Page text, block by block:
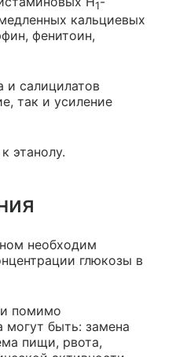
1
кальциевых
фенитоин,
и салицилатов
так и усиление
этанолу.
необходим
глюкозы в
помимо
могут быть: замена
пищи, рвота,